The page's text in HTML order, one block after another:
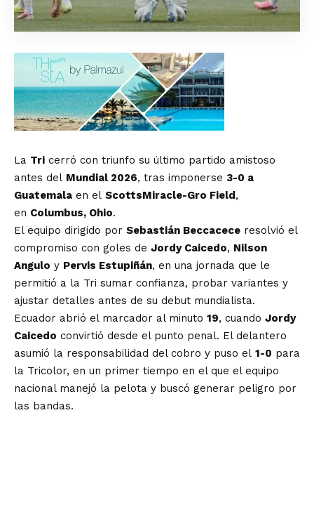
La Tri cerró con triunfo su último partido amistoso
antes del Mundial 2026, tras imponerse 3-0 a
Guatemala en el ScottsMiracle-Gro Field ,
en Columbus, Ohio.
El equipo dirigido por Sebastián Beccacece resolvió el
compromiso con goles de Jordy Caicedo, Nilson
Angulo y Pervis Estupiñán, en una jornada que le
permitió a la Tri sumar confianza, probar variantes y
ajustar detalles antes de su debut mundialista.
Ecuador abrió el marcador al minuto 19, cuando Jordy
Caicedo convirtió desde el punto penal. El delantero
asumió la responsabilidad del cobro y puso el 1-0 para
la Tricolor, en un primer tiempo en el que el equipo
nacional manejó la pelota y buscó generar peligro por
las bandas.